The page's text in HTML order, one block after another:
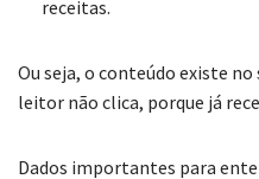
receitas.
Ou seja, o conteúdo existe
leitor não clica, porque já
Dados importantes para